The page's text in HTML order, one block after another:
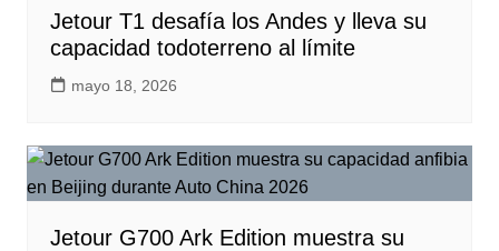
Jetour T1 desafía los Andes y lleva su
capacidad todoterreno al límite
mayo 18, 2026
Jetour G700 Ark Edition muestra su